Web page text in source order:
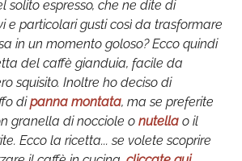
solito espresso, che ne dite di
e particolari gusti così da trasformare
in un momento goloso? Ecco quindi
del caffè gianduia, facile da
squisito. Inoltre ho deciso di
dipanna montata, ma se preferite
granella di nocciole o nutella o il
Ecco la ricetta... se volete scoprire